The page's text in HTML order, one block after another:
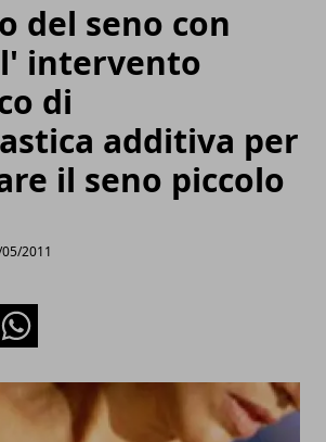
del seno con
intervento
di
additiva per
il seno piccolo
2011
Whatsapp